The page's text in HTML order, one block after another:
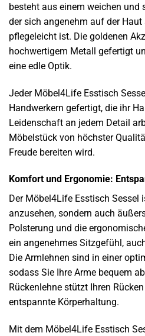
besteht aus einem weichen
der sich angenehm auf der
pflegeleicht ist. Die goldenen
hochwertigem Metall gefertigt
eine edle Optik.
Jeder Möbel4Life Esstisch
Handwerkern gefertigt, die ihr
Leidenschaft an jedem Detail
Möbelstück von höchster
Freude bereiten wird.
Komfort und Ergonomie:
Der Möbel4Life Esstisch Sessel
anzusehen, sondern auch
Polsterung und die
ein angenehmes Sitzgefühl,
Die Armlehnen sind in einer
sodass Sie Ihre Arme bequem
Rückenlehne stützt Ihren
entspannte Körperhaltung.
Mit dem Möbel4Life Esstisch